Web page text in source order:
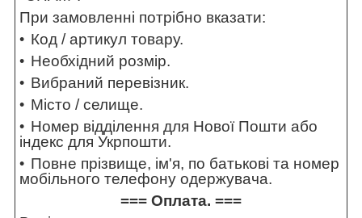
При замовленні потрібно вказати:
Код / артикул товару.
Необхідний розмір.
Вибраний перевізник.
Місто / селище.
Номер відділення для Нової Пошти або
індекс для Укрпошти.
Повне прізвище, ім'я, по батькові та номер
мобільного телефону одержувача.
=== Оплата. ===